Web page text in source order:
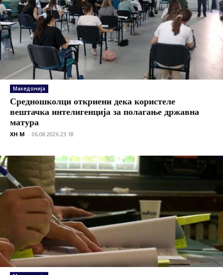
Македонија
Средношколци откриени дека користеле
вештачка интелигенција за полагање државна
матура
XH M - 06.08.2026 23:18